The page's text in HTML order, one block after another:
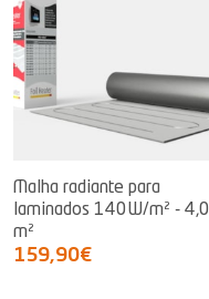
Malha radiante para
laminados 140W/m² - 4,0
m²
159,90€